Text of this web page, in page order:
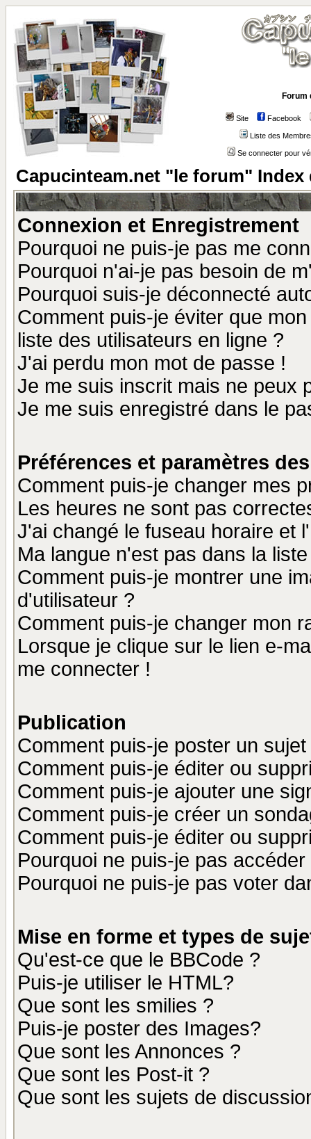
Forum
Site Facebook
Liste des
Se connecter pour
Capucinteam.net "le forum" Index
Connexion et Enregistrement
Pourquoi ne puis-je pas me
Pourquoi n'ai-je pas besoin de
Pourquoi suis-je déconnecté
Comment puis-je éviter que
liste des utilisateurs en ligne ?
J'ai perdu mon mot de passe !
Je me suis inscrit mais ne peux
Je me suis enregistré dans le
Préférences et paramètres
Comment puis-je changer mes
Les heures ne sont pas
J'ai changé le fuseau horaire et
Ma langue n'est pas dans la
Comment puis-je montrer une
d'utilisateur ?
Comment puis-je changer mon
Lorsque je clique sur le lien e-
me connecter !
Publication
Comment puis-je poster un
Comment puis-je éditer ou
Comment puis-je ajouter une
Comment puis-je créer un
Comment puis-je éditer ou
Pourquoi ne puis-je pas
Pourquoi ne puis-je pas voter
Mise en forme et types de
Qu'est-ce que le BBCode ?
Puis-je utiliser le HTML?
Que sont les smilies ?
Puis-je poster des Images?
Que sont les Annonces ?
Que sont les Post-it ?
Que sont les sujets de